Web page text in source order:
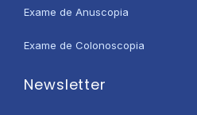
Exame de Anuscopia
Exame de Colonoscopia
Newsletter